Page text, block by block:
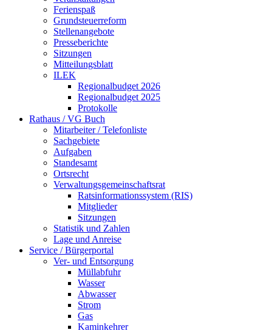
Ferienspaß
Grundsteuerreform
Stellenangebote
Presseberichte
Sitzungen
Mitteilungsblatt
ILEK
Regionalbudget 2026
Regionalbudget 2025
Protokolle
Rathaus / VG Buch
Mitarbeiter / Telefonliste
Sachgebiete
Aufgaben
Standesamt
Ortsrecht
Verwaltungsgemeinschaftsrat
Ratsinformationssystem (RIS)
Mitglieder
Sitzungen
Statistik und Zahlen
Lage und Anreise
Service / Bürgerportal
Ver- und Entsorgung
Müllabfuhr
Wasser
Abwasser
Strom
Gas
Kaminkehrer